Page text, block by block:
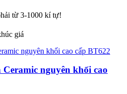
từ 3-1000 kí tự!
giá
nguyên khối cao